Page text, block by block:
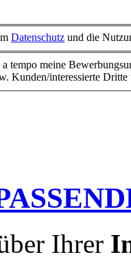
Datenschutz und die
tempo meine
Kunden/interessierte
Ihrer